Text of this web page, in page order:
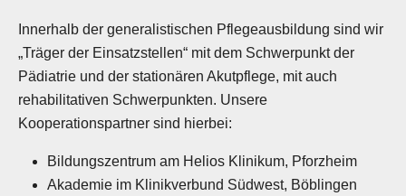
Innerhalb der generalistischen Pflegeausbildung sind wir
„Träger der Einsatzstellen“ mit dem Schwerpunkt der
Pädiatrie und der stationären Akutpflege, mit auch
rehabilitativen Schwerpunkten. Unsere
Kooperationspartner sind hierbei:
Bildungszentrum am Helios Klinikum, Pforzheim
Akademie im Klinikverbund Südwest, Böblingen